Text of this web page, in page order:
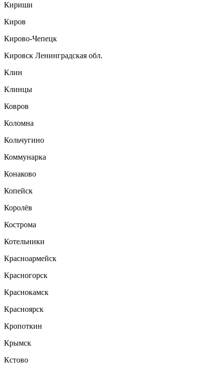
Кириши
Киров
Кирово-Чепецк
Кировск Ленинградская обл.
Клин
Клинцы
Ковров
Коломна
Кольчугино
Коммунарка
Конаково
Копейск
Королёв
Кострома
Котельники
Красноармейск
Красногорск
Краснокамск
Красноярск
Кропоткин
Крымск
Кстово